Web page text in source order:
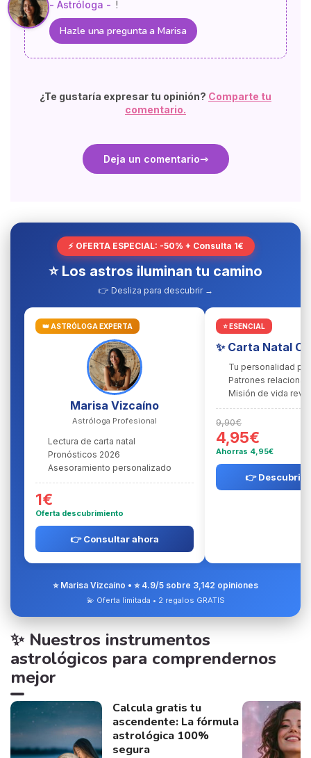
- Astróloga - !
Hazle una pregunta a Marisa
¿Te gustaría expresar tu opinión? Comparte tu
comentario.
Deja un comentario
⚡ OFERTA ESPECIAL: -50% + Consulta 1€
⭐ Los astros iluminan tu camino
👉 Desliza para descubrir →
👑 ASTRÓLOGA EXPERTA
Marisa Vizcaíno
Astróloga Profesional
Lectura de carta natal
Pronósticos 2026
Asesoramiento personalizado
1€
Oferta descubrimiento
👉 Consultar ahora
⭐ ESENCIAL
✨ Carta Natal
Tu personalidad
Patrones
Misión de vida
9,90€
4,95€
Ahorras 4,95€
👉 Descubrir
⭐ Marisa Vizcaíno • ⭐ 4.9/5 sobre 3,142 opiniones
💫 Oferta limitada • 2 regalos GRATIS
✨ Nuestros instrumentos
astrológicos para comprendernos
mejor
Calcula gratis tu
ascendente: La fórmula
astrológica 100%
segura